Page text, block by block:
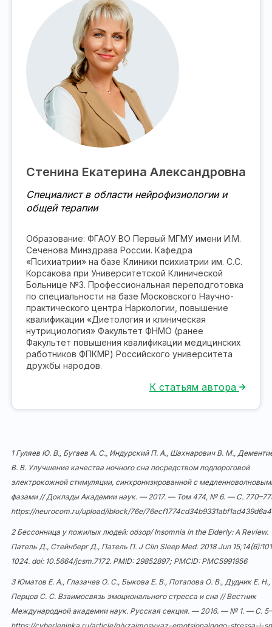
Стенина Екатерина Александровна
Специалист в области нейрофизиологии и
общей терапии
Образование: ФГАОУ ВО Первый МГМУ имени И.М.
Сеченова Минздрава России. Кафедра
«Психиатрии» на базе Клиники психиатрии им. С.С.
Корсакова при Университетской Клинической
Больнице №3. Профессиональная переподготовка
по специальности на базе Московского Научно-
практического центра Наркологии, повышение
квалификации «Диетология и клиническая
нутрициология» Факультет ФНМО (ранее
Факультет повышения квалификации медицинских
работников ФПКМР) Российского университета
дружбы народов.
К статьям автора
1 Гуляев Ю. В., Бугаев А. С., Индурский П. А., Шахнарович В. М.,
В. В. Улучшение качества ночного сна посредством подпороговой
электрокожной стимуляции, синхронизированной с
фазами // Доклады Академии наук. — 2017. — Том 474, № 6. — С.
https://neurocom.ru/upload/iblock/76e/
2 Бессонница у пожилых людей: обзор/ Insomnia in the Elderly: A Review.
Патель Д., Стейнберг Д., Патель П. J Clin Sleep Med. 2018 Jun
1024. doi: 10.5664/jcsm.7172. PMID: 29852897; PMCID: PMC5991956
3 Юматов Е. А., Глазачев О. С., Быкова Е. В., Потапова О. В., Дудник Е. Н.,
Перцов С. С. Взаимосвязь эмоционального стресса и сна // Вестник
Международной академии наук. Русская секция. — 2016. — № 1. — С.
https://cyberleninka.ru/article/n/vzaimosvyaz-emotsionalnogo-stressa-i-